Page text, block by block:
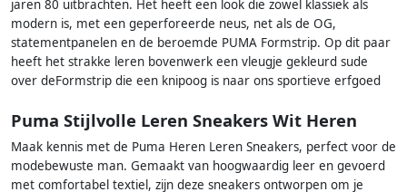
jaren 80 uitbrachten. Het heeft een look die zowel klassiek als
modern is, met een geperforeerde neus, net als de OG,
statementpanelen en de beroemde PUMA Formstrip. Op dit paar
heeft het strakke leren bovenwerk een vleugje gekleurd sude
over deFormstrip die een knipoog is naar ons sportieve erfgoed
Puma Stijlvolle Leren Sneakers Wit Heren
Maak kennis met de Puma Heren Leren Sneakers, perfect voor de
modebewuste man. Gemaakt van hoogwaardig leer en gevoerd
met comfortabel textiel, zijn deze sneakers ontworpen om je